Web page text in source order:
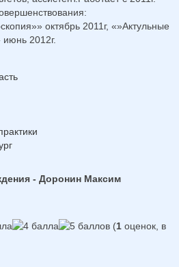
октябрь 2011г, «»Актульные
2012г.
- Доронин Максим
(1 оценок, в